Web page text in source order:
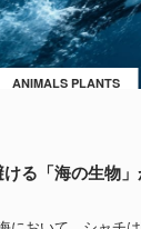
ANIMALS PLANTS
る「海の生物